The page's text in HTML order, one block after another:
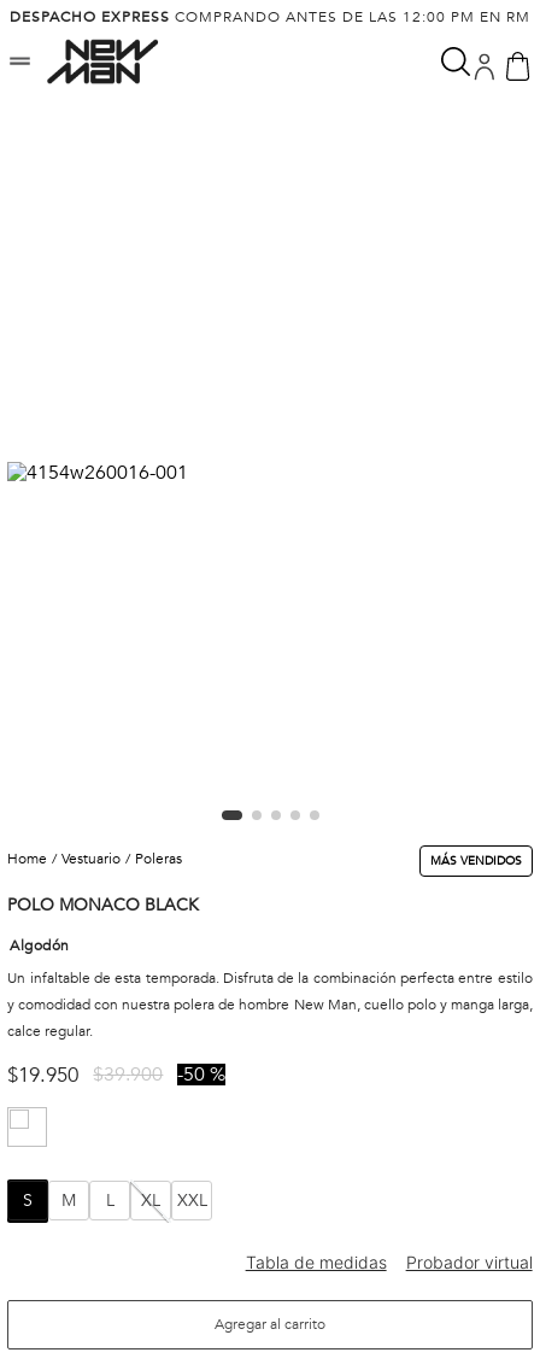
DESPACHO EXPRESS COMPRANDO ANTES DE LAS 12:00 PM EN RM
vestuario poleras MÁS VENDIDOS
POLO MONACO BLACK
Algodón
Un infaltable de esta temporada. Disfruta de la combinación perfecta entre estilo
y comodidad con nuestra polera de hombre New Man, cuello polo y manga larga,
calce regular.
$19.950 $39.900 50 %
S M L XL XXL
Agregar al carrito